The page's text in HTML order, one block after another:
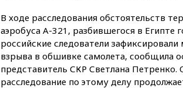
В ходе расследования обстоятельств
аэробуса А-321, разбившегося в Египте
российские следователи зафиксировали
взрыва в обшивке самолета, сообщила
представитель СКР Светлана Петренко.
расследование по этому делу